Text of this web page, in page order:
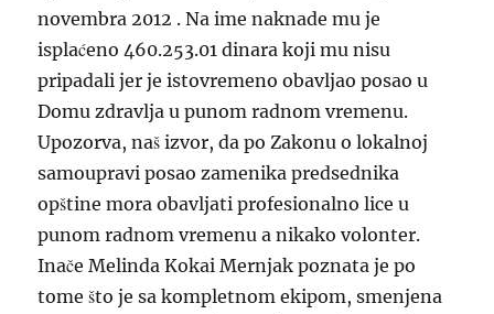
novembra 2012 . Na ime naknade mu je
isplaćeno 460.253.01 dinara koji mu nisu
pripadali jer je istovremeno obavljao posao u
Domu zdravlja u punom radnom vremenu.
Upozorva, naš izvor, da po Zakonu o lokalnoj
samoupravi posao zamenika predsednika
opštine mora obavljati profesionalno lice u
punom radnom vremenu a nikako volonter.
Inače Melinda Kokai Mernjak poznata je po
tome što je sa kompletnom ekipom, smenjena